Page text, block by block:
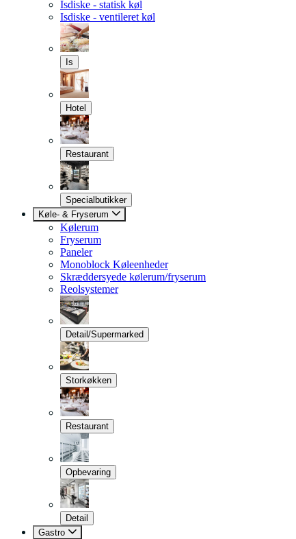
Isdiske - statisk køl
Isdiske - ventileret køl
Is
Hotel
Restaurant
Specialbutikker
Køle- & Fryserum
Kølerum
Fryserum
Paneler
Monoblock Køleenheder
Skræddersyede kølerum/fryserum
Reolsystemer
Detail/Supermarked
Storkøkken
Restaurant
Opbevaring
Detail
Gastro